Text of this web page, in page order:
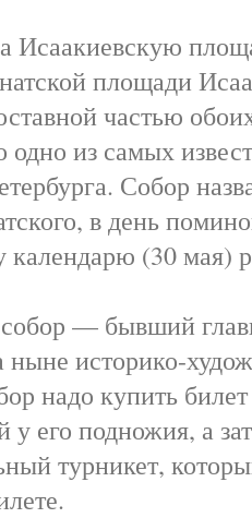
площади
частью
одно из самых
Собор
в день
календарю (30 мая)
— бывший
ныне историко-
надо купить
его подножия, а
турникет,